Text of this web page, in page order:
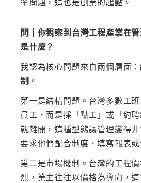
率問題，這也是創業的起點。
問｜你觀察到台灣工程產業在
是什麼？
我認為核心問題來自兩個層面：
制 。
第一是結構問題。台灣多數工
員工，而是採「點工」或「約
就離開，這種型態讓管理變得
要求他們配合制度、填寫報表或
第二是市場機制。台灣的工程
烈，業主往往以價格為導向，